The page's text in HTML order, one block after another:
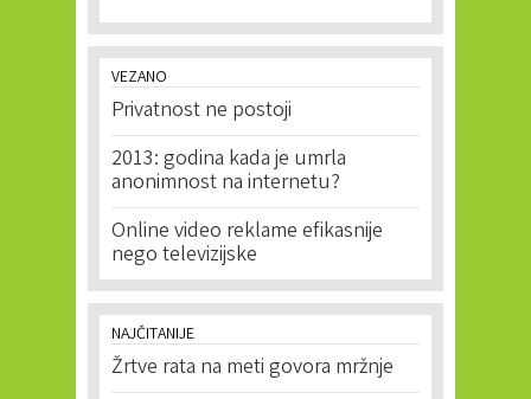
VEZANO
Privatnost ne postoji
2013: godina kada je umrla
anonimnost na internetu?
Online video reklame efikasnije
nego televizijske
NAJČITANIJE
Žrtve rata na meti govora mržnje